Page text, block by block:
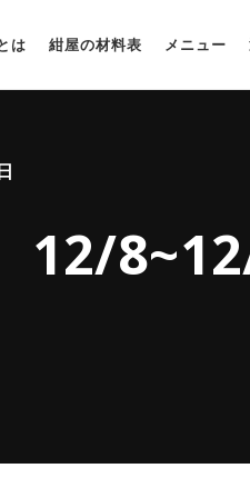
は 紺屋の材料表 メニュー
12/